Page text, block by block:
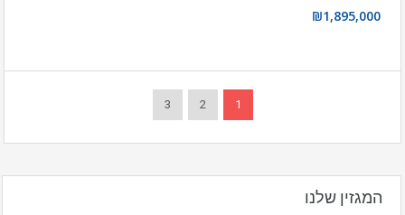
₪1,895,000
1
2
3
המגזין שלנו